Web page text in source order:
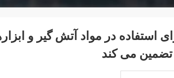
استفاده در مواد آتش گیر و
می کند